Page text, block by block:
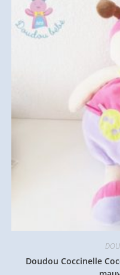
Doudou Coccinelle